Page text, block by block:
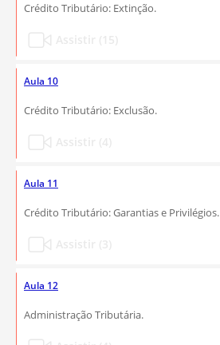
Crédito Tributário: Extinção.
Aula 10
Crédito Tributário: Exclusão.
Aula 11
Crédito Tributário: Garantias e Privilégios.
Aula 12
Administração Tributária.